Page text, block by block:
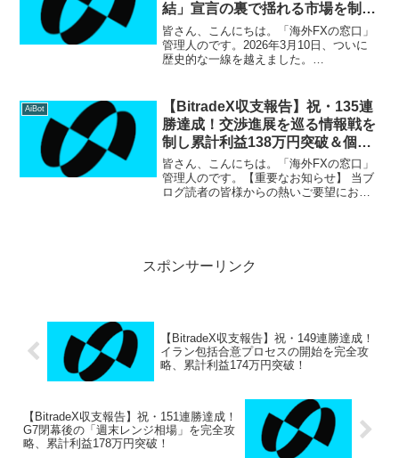
結」宣言の裏で揺れる市場を制
し、6日連続の最高益更新
皆さん、こんにちは。「海外FXの窓口」
管理人のです。2026年3月10日、ついに
歴史的な一線を越えました。
「51日間連続プラス収益」 を達成。そし
て、累計利益...
AiBot
【BitradeX収支報告】祝・135連
勝達成！交渉進展を巡る情報戦を
制し累計利益138万円突破＆個別
サポートも始動！
皆さん、こんにちは。「海外FXの窓口」
管理人のです。【重要なお知らせ】 当ブ
ログ読者の皆様からの熱いご要望にお応
スポンサーリンク
【BitradeX収支報告】祝・149連勝達成！
イラン包括合意プロセスの開始を完全攻
略、累計利益174万円突破！
【BitradeX収支報告】祝・151連勝達成！
G7閉幕後の「週末レンジ相場」を完全攻
略、累計利益178万円突破！